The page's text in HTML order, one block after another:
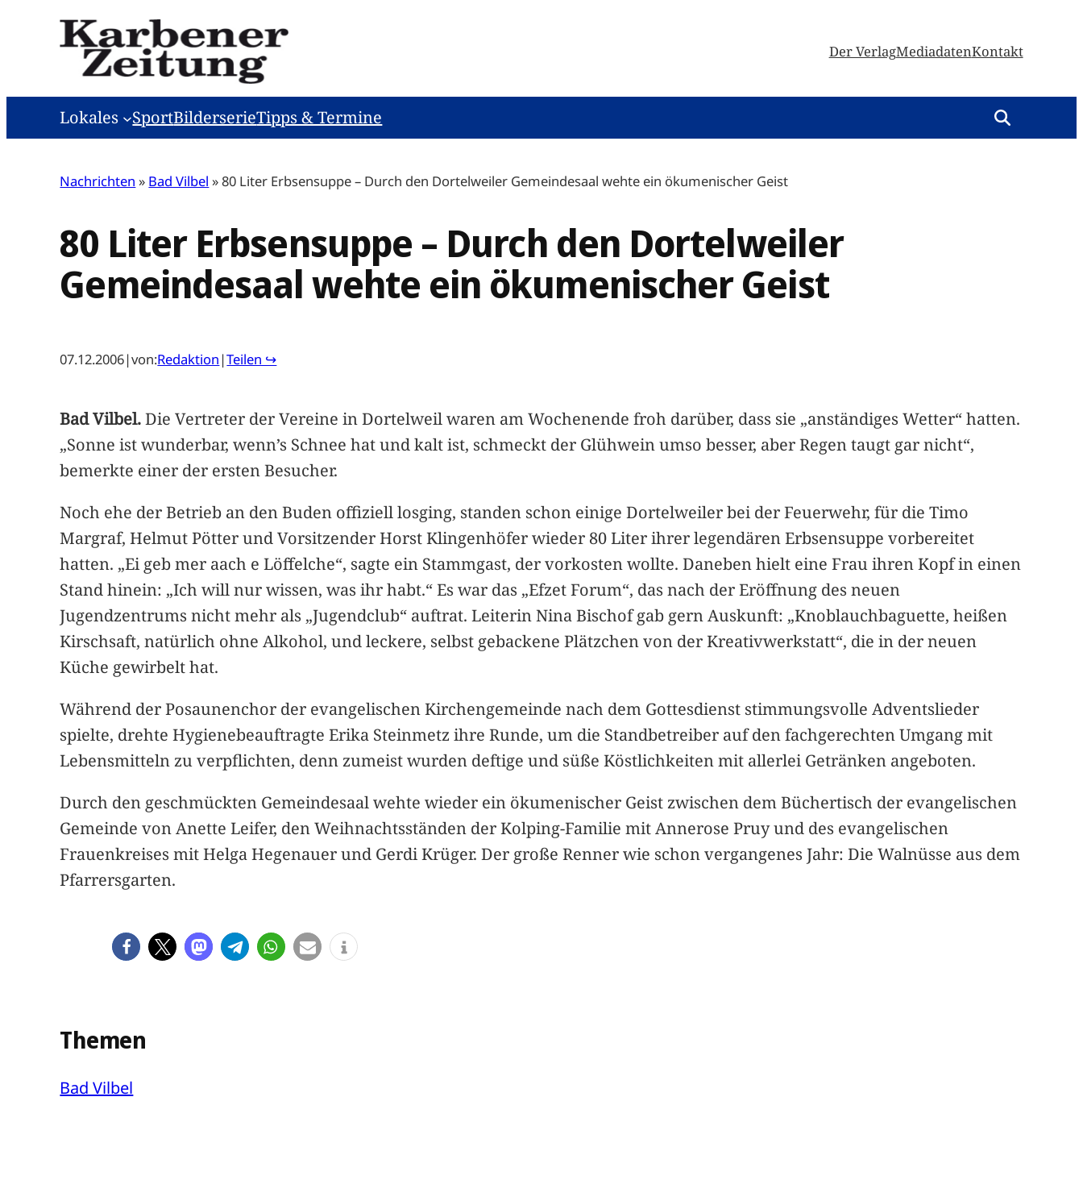
Der VerlagMediadatenKontakt
Lokales SportBilderserieTipps & Termine
Nachrichten » Bad Vilbel »80 Liter Erbsensuppe – Durch den Dortelweiler Gemeindesaal wehte ein ökumenischer Geist
80 Liter Erbsensuppe – Durch den Dortelweiler
Gemeindesaal wehte ein ökumenischer Geist
07.12.2006|von:Redaktion |Teilen ↪
Bad Vilbel.Die Vertreter der Vereine in Dortelweil waren am Wochenende froh darüber, dass sie „anständiges Wetter“ hatten.
„Sonne ist wunderbar, wenn’s Schnee hat und kalt ist, schmeckt der Glühwein umso besser, aber Regen taugt gar nicht“,
bemerkte einer der ersten Besucher.
Noch ehe der Betrieb an den Buden offiziell losging, standen schon einige Dortelweiler bei der Feuerwehr, für die Timo
Margraf, Helmut Pötter und Vorsitzender Horst Klingenhöfer wieder 80 Liter ihrer legendären Erbsensuppe vorbereitet
hatten. „Ei geb mer aach e Löffelche“, sagte ein Stammgast, der vorkosten wollte. Daneben hielt eine Frau ihren Kopf in einen
Stand hinein: „Ich will nur wissen, was ihr habt.“ Es war das „Efzet Forum“, das nach der Eröffnung des neuen
Jugendzentrums nicht mehr als „Jugendclub“ auftrat. Leiterin Nina Bischof gab gern Auskunft: „Knoblauchbaguette, heißen
Kirschsaft, natürlich ohne Alkohol, und leckere, selbst gebackene Plätzchen von der Kreativwerkstatt“, die in der neuen
Küche gewirbelt hat.
Während der Posaunenchor der evangelischen Kirchengemeinde nach dem Gottesdienst stimmungsvolle Adventslieder
spielte, drehte Hygienebeauftragte Erika Steinmetz ihre Runde, um die Standbetreiber auf den fachgerechten Umgang mit
Lebensmitteln zu verpflichten, denn zumeist wurden deftige und süße Köstlichkeiten mit allerlei Getränken angeboten.
Durch den geschmückten Gemeindesaal wehte wieder ein ökumenischer Geist zwischen dem Büchertisch der evangelischen
Gemeinde von Anette Leifer, den Weihnachtsständen der Kolping-Familie mit Annerose Pruy und des evangelischen
Frauenkreises mit Helga Hegenauer und Gerdi Krüger. Der große Renner wie schon vergangenes Jahr: Die Walnüsse aus dem
Pfarrersgarten.
Themen
Bad Vilbel